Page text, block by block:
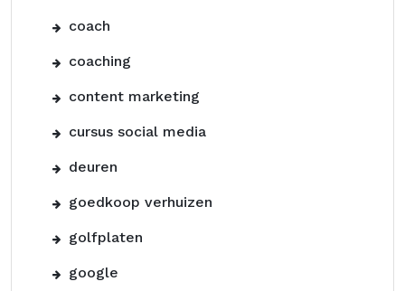
coach
coaching
content marketing
cursus social media
deuren
goedkoop verhuizen
golfplaten
google